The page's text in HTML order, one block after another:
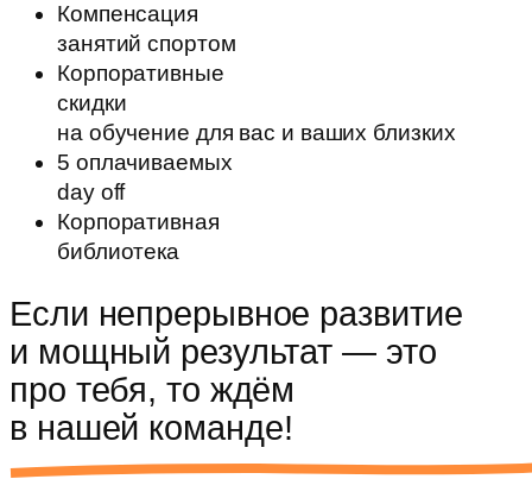
Компенсация
занятий спортом
Корпоративные
скидки
на обучение для вас и ваших близких
5 оплачиваемых
day off
Корпоративная
библиотека
Если непрерывное развитие
и мощный результат — это
про тебя, то ждём
в нашей команде!